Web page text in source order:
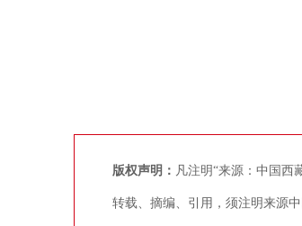
版权声明： 凡注明“来源：中国西
转载、摘编、引用，须注明来源